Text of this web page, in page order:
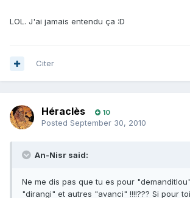
LOL. J'ai jamais entendu ça :D
Citer
Héraclès 10
Posted September 30, 2010
An-Nisr said:
Ne me dis pas que tu es pour
"dirangi" et autres "avanci" !!!!??? Si pour